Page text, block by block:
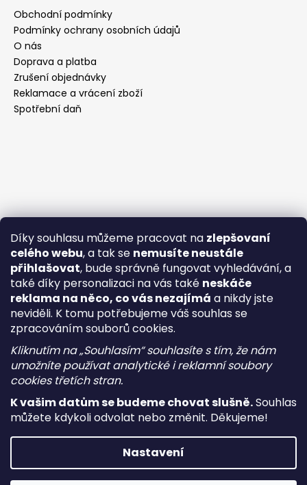
Díky souhlasu můžeme pracovat na zlepšovaní
celého webu, a tak se nemusíte neustále
přihlašovat, bude správně fungovat vyhledávání, a
také díky personalizaci na vás také neskáče
reklama na něco, co vás nezajímá a nikdy jste
neviděli. K tomu potřebujeme váš souhlas se
zpracováním souborů cookies.
Kliknutím na „Souhlasím“ souhlasíte s tím, že nám
umožníte používat analytické i reklamní soubory
cookies třetích stran.
K vašim datům se budeme chovat slušně.Souhlas
můžete kdykoli odvolat nebo změnit. Děkujeme!
Nastavení
Obchodní podmínky
Podmínky ochrany osobních údajů
O nás
Doprava a platba
Zrušení objednávky
Reklamace a vrácení zboží
Spotřební daň
Vytvořil Shoptet
Copyright 2026i-vape. Všechna práva vyhrazena.Upravit